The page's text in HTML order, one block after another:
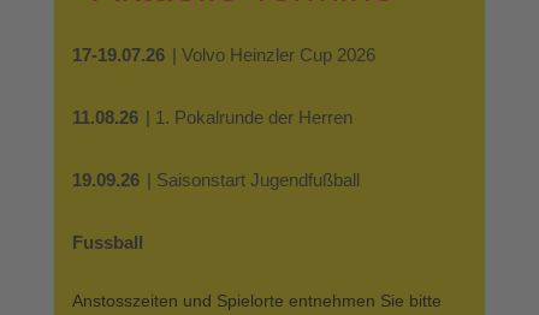
17-19.07.26 | Volvo Heinzler Cup 2026
11.08.26 | 1. Pokalrunde der Herren
19.09.26 | Saisonstart Jugendfußball
Fussball
Anstosszeiten und Spielorte entnehmen Sie bitte